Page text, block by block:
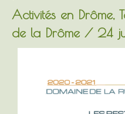
Activités en Drôme,
de la Drôme / 24